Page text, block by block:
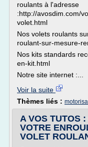
roulants à l'adresse
:http://avosdim.com/
volet.html
Nos volets roulants
roulant-sur-mesure-
Nos kits standards
en-kit.html
Notre site internet :...
Voir la suite
Thèmes liés :
A VOS TUTOS
VOTRE
VOLET